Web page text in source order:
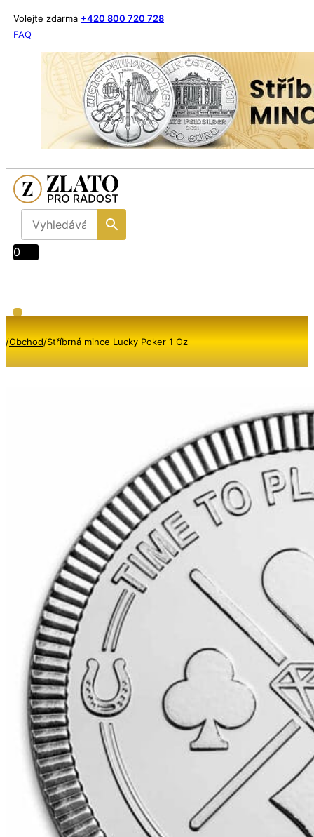
Volejte zdarma +420 800 720 728
FAQ
0
/Obchod/Stříbrná mince Lucky Poker 1 Oz